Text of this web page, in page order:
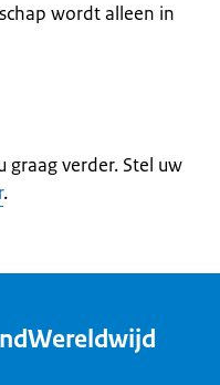
wordt alleen in
verder. Stel uw
.